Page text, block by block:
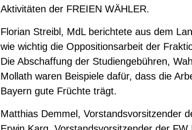
Aktivitäten der FREIEN WÄHLER.
Florian Streibl, MdL berichtete aus dem
wie wichtig die Oppositionsarbeit der
Die Abschaffung der Studiengebühren,
Mollath waren Beispiele dafür, dass die
Bayern gute Früchte trägt.
Matthias Demmel, Vorstandsvorsitzender